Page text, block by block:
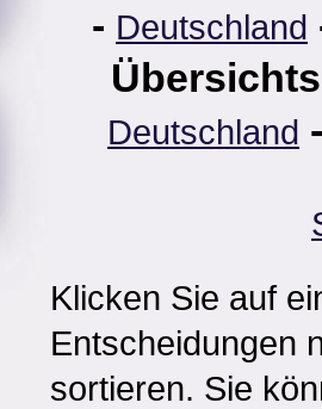
- Deutschland
Deutschland
Klicken Sie auf
Entscheidungen
sortieren. Sie